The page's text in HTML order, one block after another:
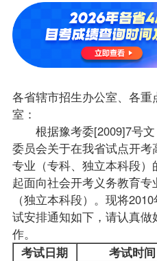
各省辖市招生办公室、各
室：
根据豫考委[2009]7号文
委员会关于在我省试点开
专业（专科、独立本科段
起面向社会开考义务教育
（独立本科段）。现将
试安排通知如下，请认真做
作。
考试日期
考试时间